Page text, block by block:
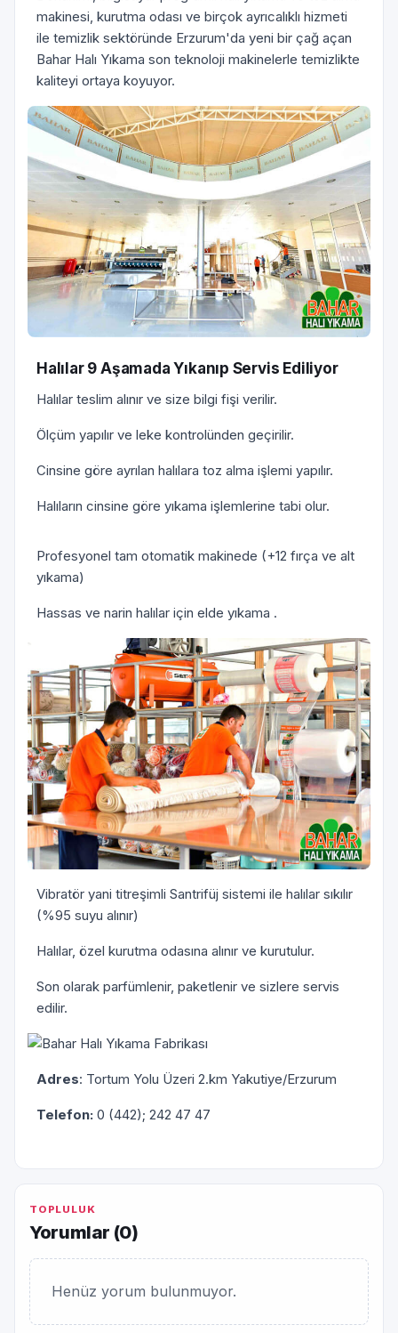
makinesi, kurutma odası ve birçok ayrıcalıklı hizmeti
ile temizlik sektöründe Erzurum'da yeni bir çağ açan
Bahar Halı Yıkama son teknoloji makinelerle temizlikte
kaliteyi ortaya koyuyor.
Halılar 9 Aşamada Yıkanıp Servis Ediliyor
Halılar teslim alınır ve size bilgi fişi verilir.
Ölçüm yapılır ve leke kontrolünden geçirilir.
Cinsine göre ayrılan halılara toz alma işlemi yapılır.
Halıların cinsine göre yıkama işlemlerine tabi olur.
Profesyonel tam otomatik makinede (+12 fırça ve alt
yıkama)
Hassas ve narin halılar için elde yıkama .
Vibratör yani titreşimli Santrifüj sistemi ile halılar sıkılır
(%95 suyu alınır)
Halılar, özel kurutma odasına alınır ve kurutulur.
Son olarak parfümlenir, paketlenir ve sizlere servis
edilir.
Adres: Tortum Yolu Üzeri 2.km Yakutiye/Erzurum
Telefon: 0 (442); 242 47 47
TOPLULUK
Yorumlar (0)
Henüz yorum bulunmuyor.